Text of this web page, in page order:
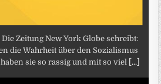
Zeitung New York Globe schreibt:
die Wahrheit über den Sozialismus
sie so rassig und mit so viel
[...]